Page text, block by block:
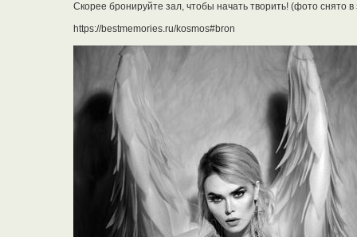
Скорее бронируйте зал, чтобы начать творить! (фото снято в
https://bestmemories.ru/kosmos#bron